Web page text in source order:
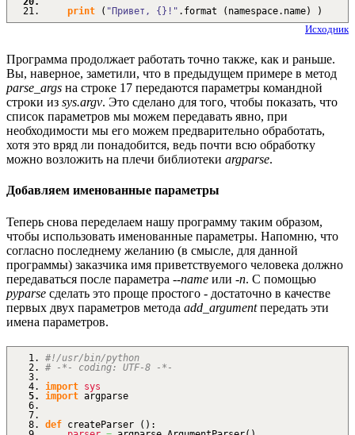
print
( "Привет, {}!" . format ( namespace. name) )
Исходник
Программа продолжает работать точно также, как и раньше.
Вы, наверное, заметили, что в предыдущем примере в метод
parse_args на строке 17 передаются параметры командной
строки из sys.argv. Это сделано для того, чтобы показать, что
список параметров мы можем передавать явно, при
необходимости мы его можем предварительно обработать,
хотя это вряд ли понадобится, ведь почти всю обработку
можно возложить на плечи библиотеки argparse.
Добавляем именованные параметры
Теперь снова переделаем нашу программу таким образом,
чтобы использовать именованные параметры. Напомню, что
согласно последнему желанию (в смысле, для данной
программы) заказчика имя приветствуемого человека должно
передаваться после параметра --name или -n. С помощью
pyparse сделать это проще простого - достаточно в качестве
первых двух параметров метода add_argumentпередать эти
имена параметров.
#!/usr/bin/python
# -*- coding: UTF-8 -*-
import sys
import argparse
def createParser ( ) :